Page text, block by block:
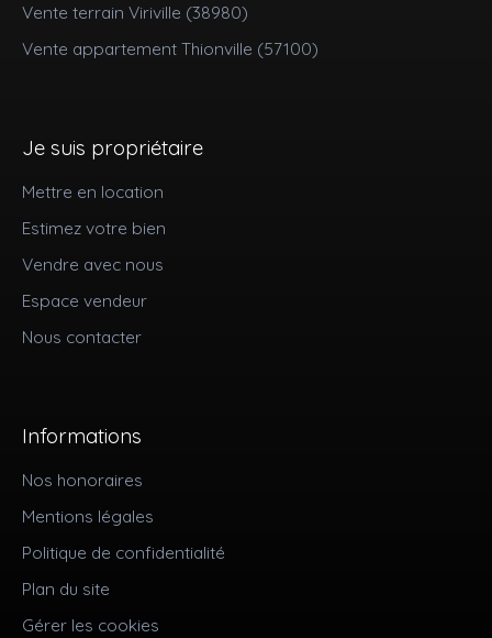
Vente terrain Viriville (38980)
Vente appartement Thionville (57100)
Je suis propriétaire
Mettre en location
Estimez votre bien
Vendre avec nous
Espace vendeur
Nous contacter
Informations
Nos honoraires
Mentions légales
Politique de confidentialité
Plan du site
Gérer les cookies